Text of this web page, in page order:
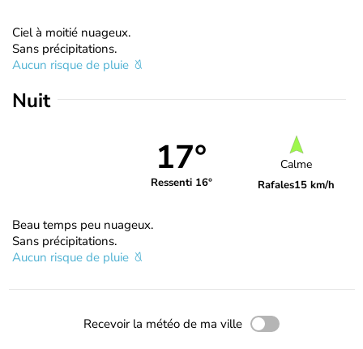
Ciel à moitié nuageux.
Sans précipitations.
Aucun risque de pluie
Nuit
17°
Ressenti 16°
Calme
Rafales15 km/h
Beau temps peu nuageux.
Sans précipitations.
Aucun risque de pluie
Recevoir la météo de ma ville